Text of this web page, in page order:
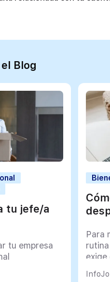
Blog
tu jefe/a
tu empresa
Para
exige